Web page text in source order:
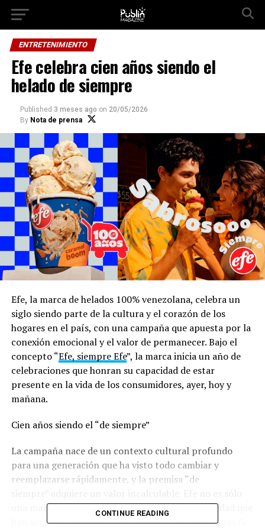
ENTRETENIMIENTO
Efe celebra cien años siendo el
helado de siempre
Published 3 meses ago on 20/05/2026
By Nota de prensa
Efe, la marca de helados 100% venezolana, celebra un
siglo siendo parte de la cultura y el corazón de los
hogares en el país, con una campaña que apuesta por la
conexión emocional y el valor de permanecer. Bajo el
concepto “Efe, siempre Efe”, la marca inicia un año de
celebraciones que honran su capacidad de estar
presente en la vida de los consumidores, ayer, hoy y
mañana.
Cien años siendo el “de siempre”
La campaña nace de un contexto cultural profundo
para una generación que ha visto todo cambiar y
reemplazarse rápidamente, y la premisa “de
una marca, es la tradición, la calidad y la cremosidad que
han acompañado a Venezuela a lo largo de cien años de
CONTINUE READING
Ir a la versión móvil